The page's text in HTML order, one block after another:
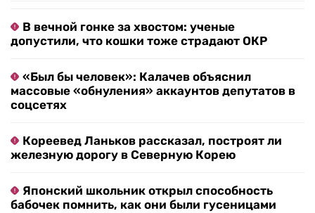
В вечной гонке за хвостом: ученые
допустили, что кошки тоже страдают ОКР
«Был бы человек»: Калачев объяснил
массовые «обнуления» аккаунтов депутатов в
соцсетях
Кореевед Ланьков рассказал, построят ли
железную дорогу в Северную Корею
Японский школьник открыл способность
бабочек помнить, как они были гусеницами